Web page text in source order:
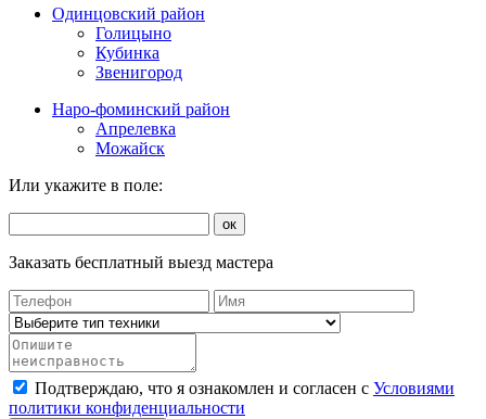
Одинцовский район
Голицыно
Кубинка
Звенигород
Наро-фоминский район
Апрелевка
Можайск
Или укажите в поле:
ок
Заказать бесплатный выезд мастера
Подтверждаю, что я ознакомлен и согласен с Условиями
политики конфиденциальности